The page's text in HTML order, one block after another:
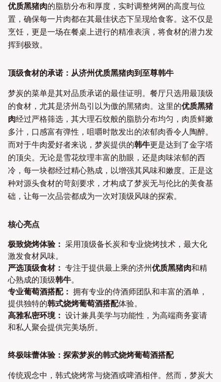
优质黑猪肉的脂肪分布和厚度，实时调整烤网的高度与位
置，确保每一片肉都在其最佳状态下呈现给食客。这不仅是
烹饪，更是一场在餐桌上进行的精准表演，将食材的潜力发
挥到极致。
顶级食材的承诺：从济州优质黑猪肉到至尊韩牛
梦炭的菜单是其对品质承诺的最佳证明。餐厅只选用最顶级
的食材，尤其是济州岛引以为傲的黑猪肉。这里的优质黑猪
肉经过严格筛选，其大理石纹般的脂肪分布均匀，肉质鲜嫩
多汁，口感富有弹性，咀嚼时散发出的浓郁肉香令人陶醉。
而对于牛肉爱好者来说，梦炭提供的韩牛更是达到了金字塔
的顶尖。无论是雪花纹理丰富的肋眼，还是肉味浓郁的西
冷，每一块都经过精心熟成，以增强其风味和嫩度。正是这
种对源头食材的苛刻要求，才构成了梦炭无与伦比的美食基
础，让每一次品尝都成为一次对顶级风味的探索。
核心亮点
极致烧烤体验： 采用顶级备长炭和专业烧烤技术，最大化
激发食材风味。
严选顶级食材： 专注于提供最上乘的济州优质黑猪肉和精
心熟成的顶级韩牛。
专业葡萄酒搭配： 拥有专业的侍酒师团队和丰富的酒单，
提供独特的韩式烧烤葡萄酒搭配体验。
高雅私密环境： 设计兼具美学与功能性，为高端商务宴请
和私人聚会提供完美场所。
终极味蕾体验：探索梦炭的韩式烧烤葡萄酒搭配
传统观念中，韩式烧烤常与烧酒或啤酒相伴。然而，梦炭大